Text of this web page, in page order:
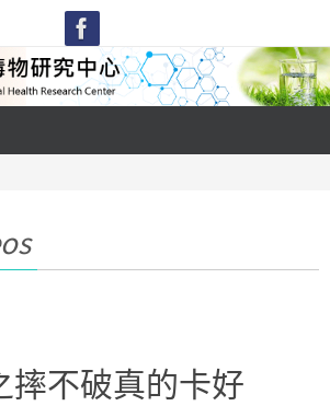
摔不破真的卡好